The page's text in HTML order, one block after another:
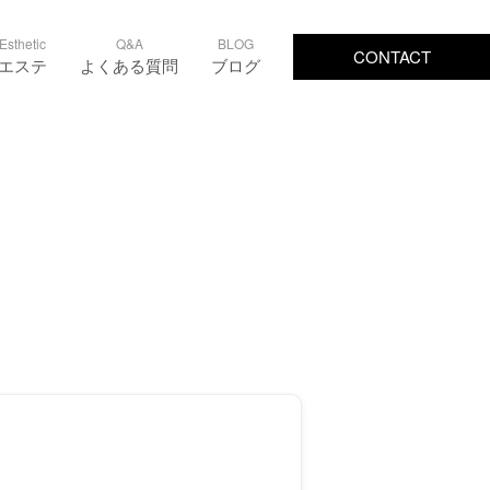
Esthetic
ステ
Q&A
よくある質問
BLOG
ブログ CONTACT